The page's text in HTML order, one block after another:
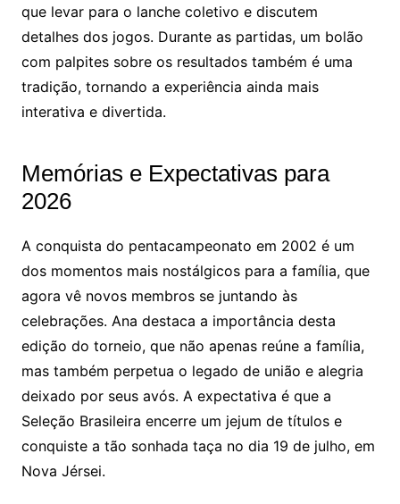
que levar para o lanche coletivo e discutem
detalhes dos jogos. Durante as partidas, um bolão
com palpites sobre os resultados também é uma
tradição, tornando a experiência ainda mais
interativa e divertida.
Memórias e Expectativas para
2026
A conquista do pentacampeonato em 2002 é um
dos momentos mais nostálgicos para a família, que
agora vê novos membros se juntando às
celebrações. Ana destaca a importância desta
edição do torneio, que não apenas reúne a família,
mas também perpetua o legado de união e alegria
deixado por seus avós. A expectativa é que a
Seleção Brasileira encerre um jejum de títulos e
conquiste a tão sonhada taça no dia 19 de julho, em
Nova Jérsei.